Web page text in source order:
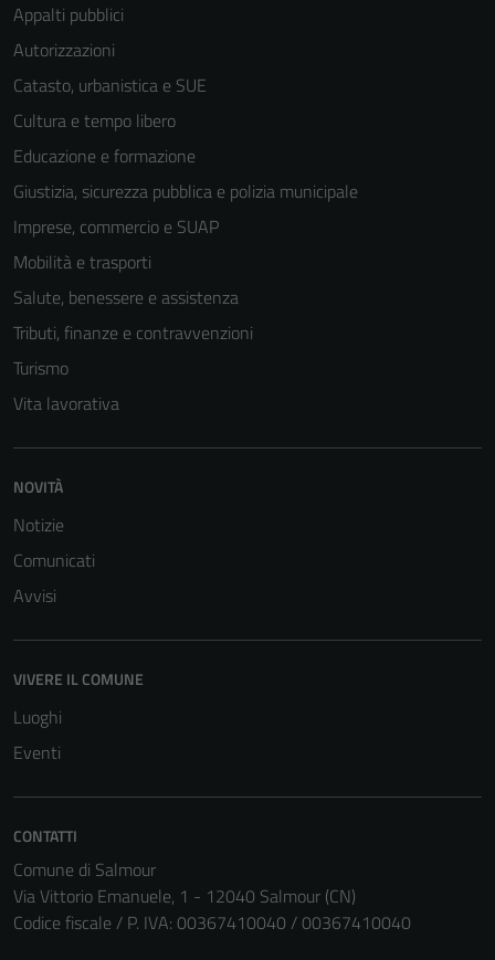
Appalti pubblici
Autorizzazioni
Catasto, urbanistica e SUE
Cultura e tempo libero
Educazione e formazione
Giustizia, sicurezza pubblica e polizia municipale
Imprese, commercio e SUAP
Mobilità e trasporti
Salute, benessere e assistenza
Tributi, finanze e contravvenzioni
Turismo
Vita lavorativa
NOVITÀ
Notizie
Comunicati
Avvisi
VIVERE IL COMUNE
Luoghi
Eventi
CONTATTI
Comune di Salmour
Via Vittorio Emanuele, 1 - 12040 Salmour (CN)
Codice fiscale / P. IVA: 00367410040 / 00367410040
sono necessari
informazioni